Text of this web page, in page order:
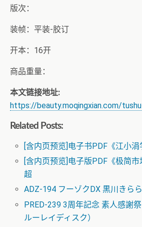
版次：
装帧：平装-胶订
开本：16开
商品重量：
本文链接地址:
https://beauty.moqingxian.com/
Related Posts:
[含内页预览]电子书PDF《江小涓
[含内页预览]电子版PDF《极简
超
ADZ-194 フーゾクDX 黒川きらら
PRED-239 3周年記念 素人感謝
ルーレイディスク）